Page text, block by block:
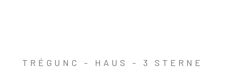
TRÉGUNC - HAUS - 3 STERNE